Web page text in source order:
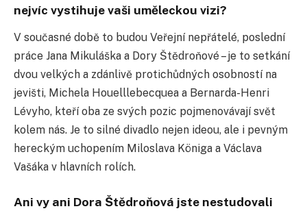
nejvíc vystihuje vaši uměleckou vizi?
V současné době to budou Veřejní nepřátelé, poslední
práce Jana Mikuláška a Dory Štědroňové – je to setkání
dvou velkých a zdánlivě protichůdných osobností na
jevišti, Michela Houelllebecquea a Bernarda-Henri
Lévyho, kteří oba ze svých pozic pojmenovávají svět
kolem nás. Je to silné divadlo nejen ideou, ale i pevným
hereckým uchopením Miloslava Königa a Václava
Vašáka v hlavních rolích.
Ani vy ani Dora Štědroňová jste nestudovali